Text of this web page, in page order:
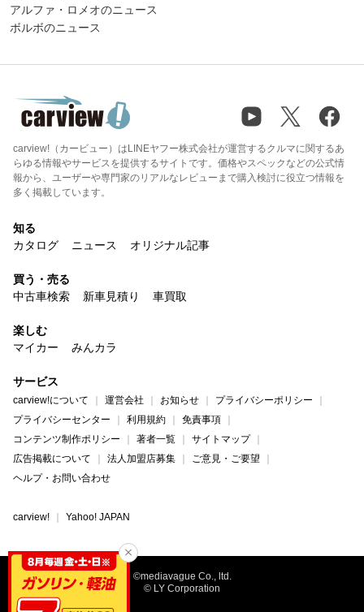
アルファ・ロメオのニュース
ボルボのニュース
carview!（カービュー）はLINEヤフー株式会社が運営するクルマに関するあ
らゆる情報やサービスを提供するサイトです。価格やスペックなどの公式情
報から、ユーザーや専門家のリアルなレビューまで購入検討に役立つ情報を
多く掲載しています。
知る
カタログ
ニュース オリジナル記事
買う・売る
中古車検索
新車見積り 車買取
楽しむ
マイカー
みんカラ
サービス
carview!について 運営会社 お知らせ
プライバシーポリシー
プライバシーセンター
利用規約
免責事項
コンテンツ制作ポリシー
著者一覧
サイトマップ
広告掲載について
法人加盟店募集
ご意見・ご要望
ヘルプ・お問い合わせ
carview! Yahoo! JAPAN
©mediavague Co., ltd.
© LY Corporation